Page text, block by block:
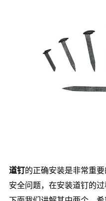
道钉的正确安装是非常重
安全问题，在安装道钉的